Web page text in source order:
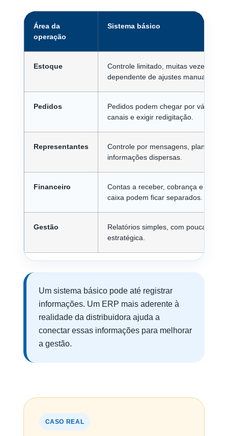
Área da
operação
Sistema básico
Estoque
Controle limitado, muitas vezes
dependente de ajustes manuais.
Pedidos
Pedidos podem chegar por vários
canais e exigir redigitação.
Representantes
Controle por mensagens, planilhas e
informações dispersas.
Financeiro
Contas a receber, cobrança e fluxo
caixa podem ficar separados.
Gestão
Relatórios simples, com pouca visão
estratégica.
Um sistema básico pode até registrar
informações. Um ERP mais aderente à
realidade da distribuidora ajuda a
conectar essas informações para melhorar
a gestão.
CASO REAL